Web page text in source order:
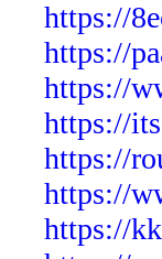
https://
https://
https://
https://
https://
https://
https://